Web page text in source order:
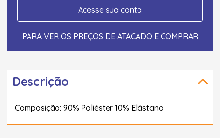
Acesse sua conta
PARA VER OS PREÇOS DE ATACADO E COMPRAR
Descrição
Composição: 90% Poliéster 10% Elástano